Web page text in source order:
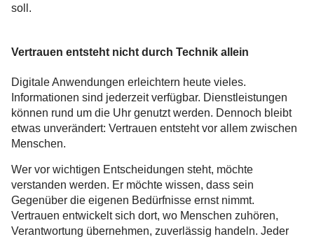
soll.
Vertrauen entsteht nicht durch Technik allein
Digitale Anwendungen erleichtern heute vieles.
Informationen sind jederzeit verfügbar. Dienstleistungen
können rund um die Uhr genutzt werden. Dennoch bleibt
etwas unverändert: Vertrauen entsteht vor allem zwischen
Menschen.
Wer vor wichtigen Entscheidungen steht, möchte
verstanden werden. Er möchte wissen, dass sein
Gegenüber die eigenen Bedürfnisse ernst nimmt.
Vertrauen entwickelt sich dort, wo Menschen zuhören,
Verantwortung übernehmen, zuverlässig handeln. Jeder